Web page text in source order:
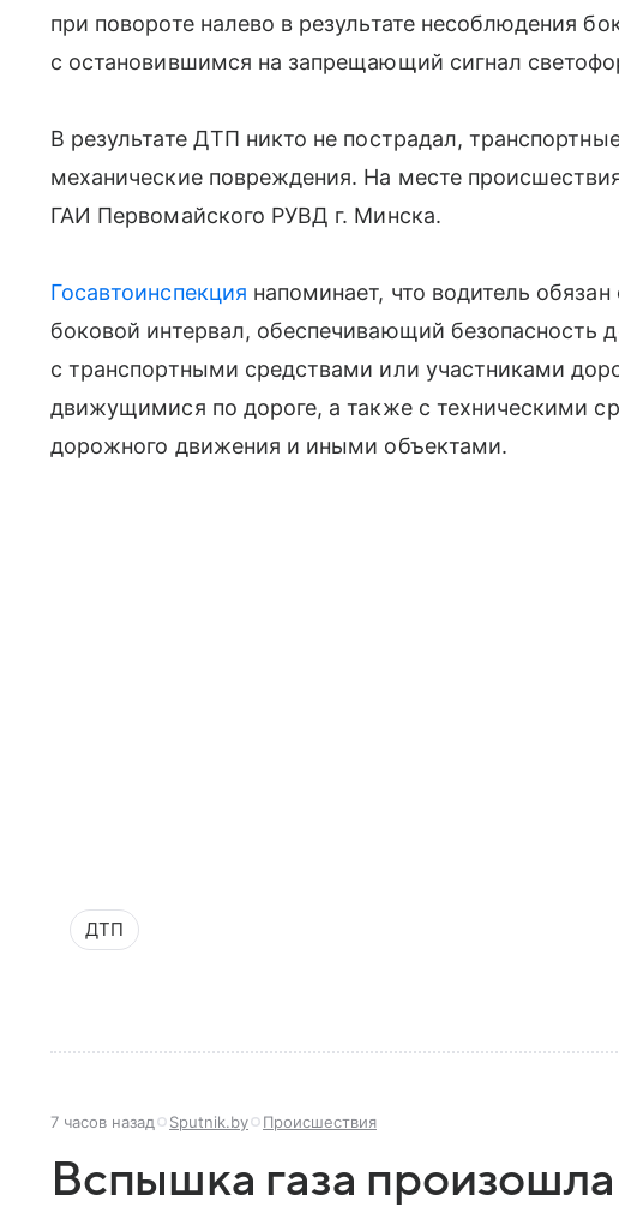
при повороте налево в результате несоблюдения
с остановившимся на запрещающий сигнал
В результате ДТП никто не пострадал,
механические повреждения. На месте
ГАИ Первомайского РУВД г. Минска.
Госавтоинспекция напоминает, что водитель
боковой интервал, обеспечивающий безопасность
с транспортными средствами или участниками
движущимися по дороге, а также с техническими
дорожного движения и иными объектами.
ДТП
7 часов назад Sputnik.by Происшествия
Вспышка газа